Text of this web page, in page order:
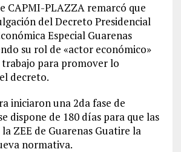
CAPMI-PLAZZA remarcó que
del Decreto Presidencial
Especial Guarenas
su rol de «actor económico»
para promover lo
decreto.
iniciaron una 2da fase de
dispone de 180 días para que las
ZEE de Guarenas Guatire la
normativa.